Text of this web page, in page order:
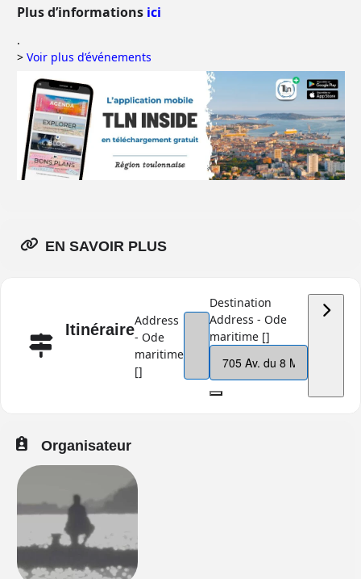
Plus d’informations ici
.
> Voir plus d’événements
EN SAVOIR PLUS
Itinéraire
Address
- Ode
maritime
[]
Destination
Address - Ode
maritime []
Organisateur